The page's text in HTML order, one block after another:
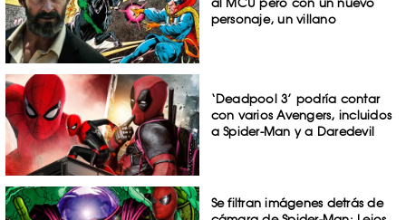
al MCU pero con un nuevo
personaje, un villano
‘Deadpool 3’ podría contar
con varios Avengers, incluidos
a Spider-Man y a Daredevil
Se filtran imágenes detrás de